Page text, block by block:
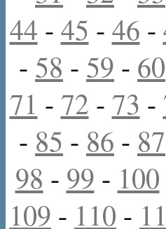
44 - 45 - 46 -
- 58 - 59 - 60
71 - 72 - 73 -
- 85 - 86 - 87
98 - 99 - 100
109 - 110 -